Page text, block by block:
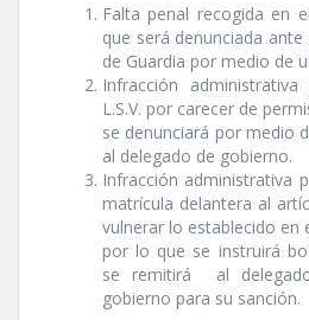
Falta penal recogida en
que será denunciada ante
de Guardia por medio de
Infracción
L.S.V. por carecer de
se denunciará por medio
al delegado de gobierno.
Infracción administrativa
matrí­cula delantera al
vulnerar lo establecido en
por lo que se instruirá
se remitirá al
gobierno para su sanción.